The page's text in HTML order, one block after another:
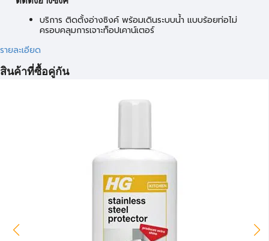
บริการ ติดตั้งอ่างซิงค์ พร้อมเดินระบบน้ำ แบบร้อยท่อไม่
ครอบคลุมการเจาะท็อปเคาน์เตอร์
รายละเอียด
สินค้าที่ซื้อคู่กัน